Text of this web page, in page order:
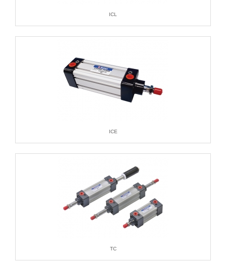
ICL
ICE
TC